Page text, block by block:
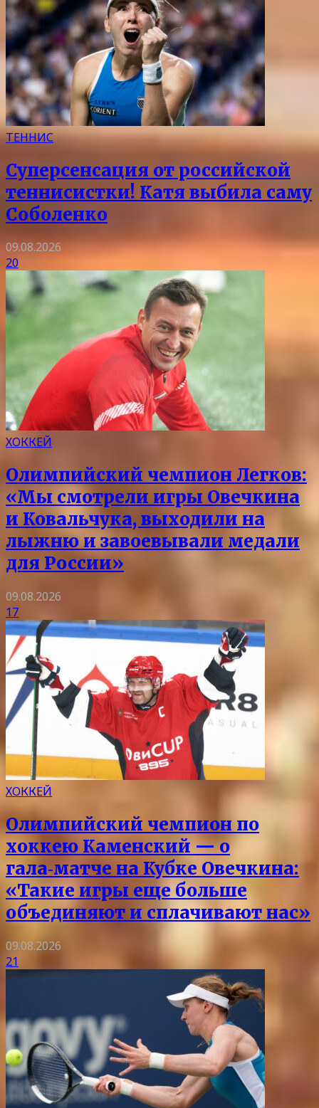
ТЕННИС
Суперсенсация от российской
теннисистки! Катя выбила саму
Соболенко
09.08.2026
20
ХОККЕЙ
Олимпийский чемпион Легков:
«Мы смотрели игры Овечкина
и Ковальчука, выходили на
лыжню и завоевывали медали
для России»
09.08.2026
17
ХОККЕЙ
Олимпийский чемпион по
хоккею Каменский — о
гала‑матче на Кубке Овечкина:
«Такие игры еще больше
объединяют и сплачивают нас»
09.08.2026
21